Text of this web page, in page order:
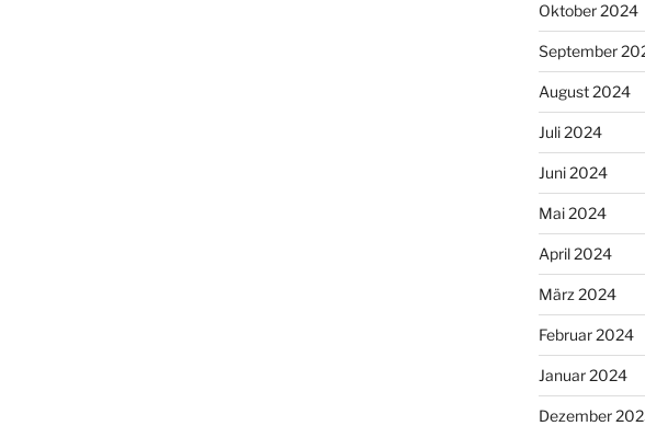
Oktober 2024
September
August 2024
Juli 2024
Juni 2024
Mai 2024
April 2024
März 2024
Februar 2024
Januar 2024
Dezember